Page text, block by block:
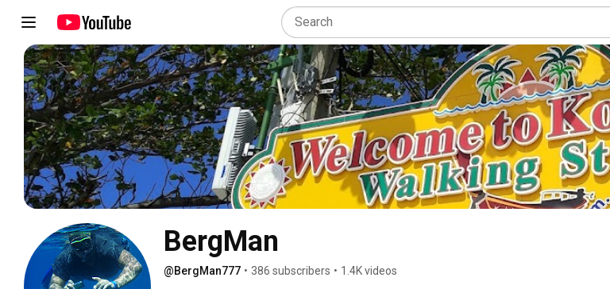
BergMan
@BergMan777 • 386 subscribers • 1.4K videos